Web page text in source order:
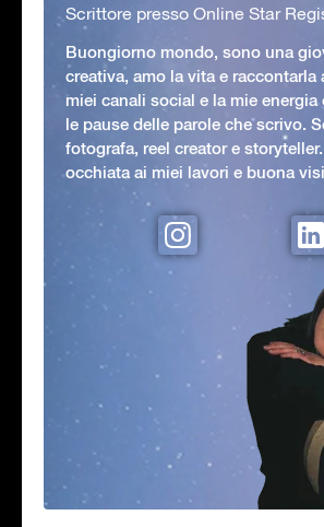
Scrittore presso Online Star
Buongiorno mondo, sono una
creativa, amo la vita e raccontarla
miei canali social e la mie energia
le pause delle parole che scrivo.
fotografa, reel creator e
occhiata ai miei lavori e buona